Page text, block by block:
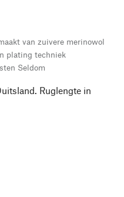
van zuivere merinowol
plating techniek
Seldom
Ruglengte in